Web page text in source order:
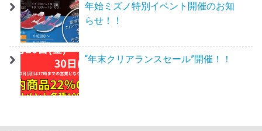
年始ミズノ特別イベント開催のお知
らせ！！
“年末クリアランスセール”開催！！